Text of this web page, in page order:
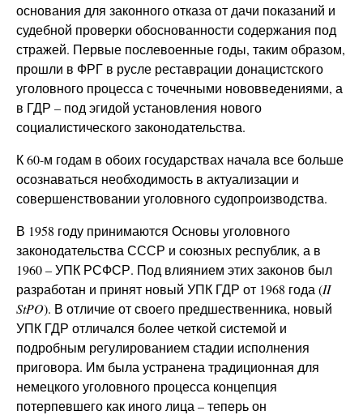
основания для законного отказа от дачи показаний и
судебной проверки обоснованности содержания под
стражей. Первые послевоенные годы, таким образом,
прошли в ФРГ в русле реставрации донацистского
уголовного процесса с точечными нововведениями, а
в ГДР – под эгидой установления нового
социалистического законодательства.
К 60-м годам в обоих государствах начала все больше
осознаваться необходимость в актуализации и
совершенствовании уголовного судопроизводства.
В 1958 году принимаются Основы уголовного
законодательства СССР и союзных республик, а в
1960 – УПК РСФСР. Под влиянием этих законов был
разработан и принят новый УПК ГДР от 1968 года (II
StPO). В отличие от своего предшественника, новый
УПК ГДР отличался более четкой системой и
подробным регулированием стадии исполнения
приговора. Им была устранена традиционная для
немецкого уголовного процесса концепция
потерпевшего как иного лица – теперь он